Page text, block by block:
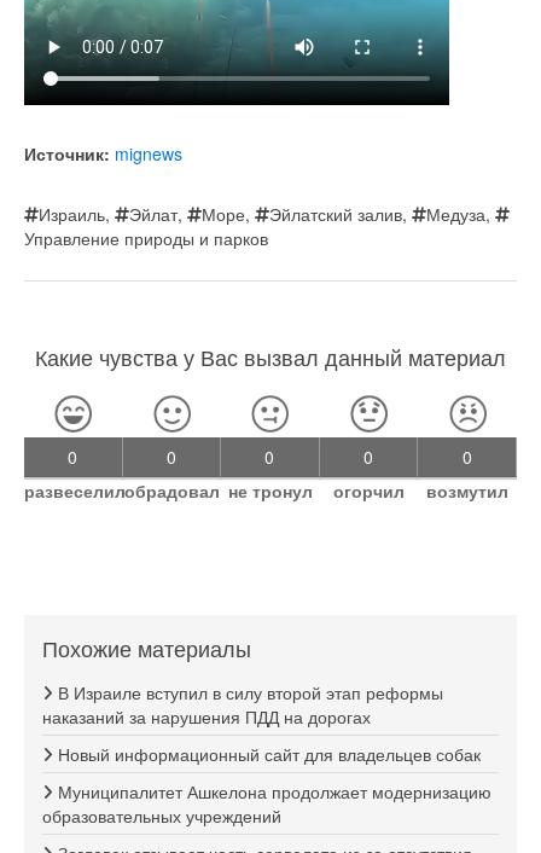
Источник: mignews
Израиль, Эйлат, Море, Эйлатский залив, Медуза,
Управление природы и парков
Какие чувства у Вас вызвал данный материал
0
развеселил
0
обрадовал
0
не тронул
0
огорчил
0
возмутил
Похожие материалы
В Израиле вступил в силу второй этап реформы
наказаний за нарушения ПДД на дорогах
Новый информационный сайт для владельцев собак
Муниципалитет Ашкелона продолжает модернизацию
образовательных учреждений